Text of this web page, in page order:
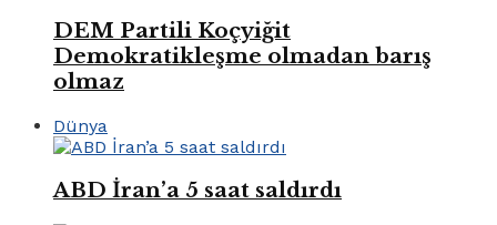
DEM Partili Koçyiğit
Demokratikleşme olmadan barış
olmaz
Dünya
ABD İran’a 5 saat saldırdı